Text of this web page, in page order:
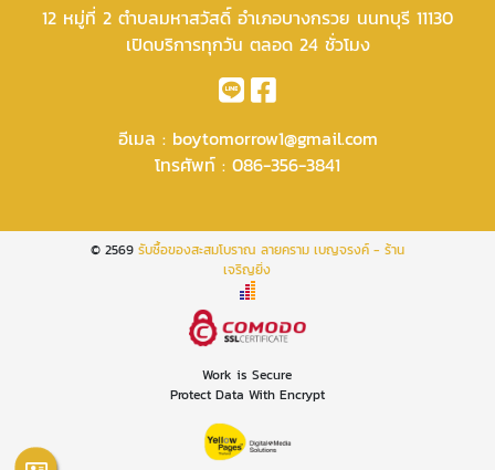
12 หมู่ที่ 2 ตำบลมหาสวัสดิ์ อำเภอบางกรวย นนทบุรี 11130
เปิดบริการทุกวัน ตลอด 24 ชั่วโมง
อีเมล : boytomorrow1@gmail.com
โทรศัพท์ : 086-356-3841
© 2569 รับซื้อของสะสมโบราณ ลายคราม เบญจรงค์ - ร้าน
เจริญยิ่ง
Work is Secure
Protect Data With Encrypt